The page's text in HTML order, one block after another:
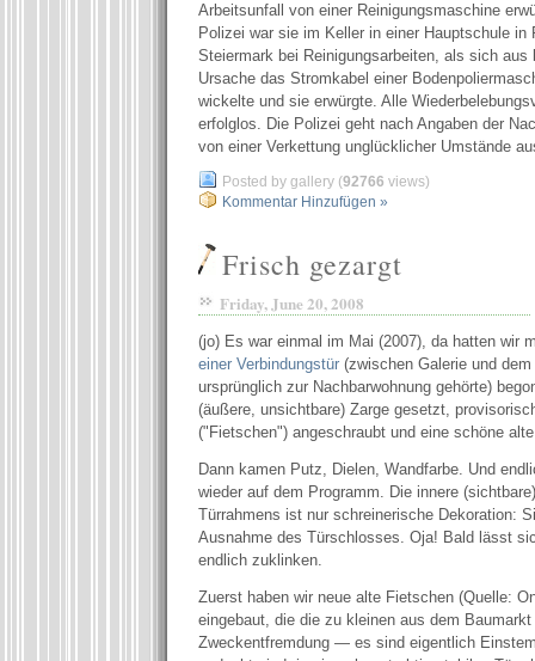
Arbeitsunfall von einer Reinigungsmaschine
Polizei war sie im Keller in einer Hauptschule in
Steiermark bei Reinigungsarbeiten, als sich aus
Ursache das Stromkabel einer
wickelte und sie erwürgte. Alle
erfolglos. Die Polizei geht nach Angaben der
von einer Verkettung unglücklicher Umstände
Posted by gallery (92766 views)
Kommentar Hinzufügen »
Frisch gezargt
Friday, June 20, 2008
(jo) Es war einmal im Mai (2007), da hatten wir
einer Verbindungstür (zwischen Galerie und
ursprünglich zur Nachbarwohnung gehörte)
(äußere, unsichtbare) Zarge gesetzt,
("Fietschen") angeschraubt und eine schöne
Dann kamen Putz, Dielen, Wandfarbe. Und
wieder auf dem Programm. Die innere
Türrahmens ist nur schreinerische Dekoration:
Ausnahme des Türschlosses. Oja! Bald lässt
endlich zuklinken.
Zuerst haben wir neue alte Fietschen (Quelle:
eingebaut, die die zu kleinen aus dem
Zweckentfremdung — es sind eigentlich